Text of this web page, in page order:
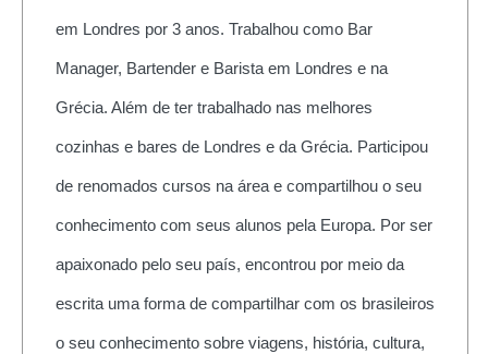
em Londres por 3 anos. Trabalhou como Bar
Manager, Bartender e Barista em Londres e na
Grécia. Além de ter trabalhado nas melhores
cozinhas e bares de Londres e da Grécia. Participou
de renomados cursos na área e compartilhou o seu
conhecimento com seus alunos pela Europa. Por ser
apaixonado pelo seu país, encontrou por meio da
escrita uma forma de compartilhar com os brasileiros
o seu conhecimento sobre viagens, história, cultura,